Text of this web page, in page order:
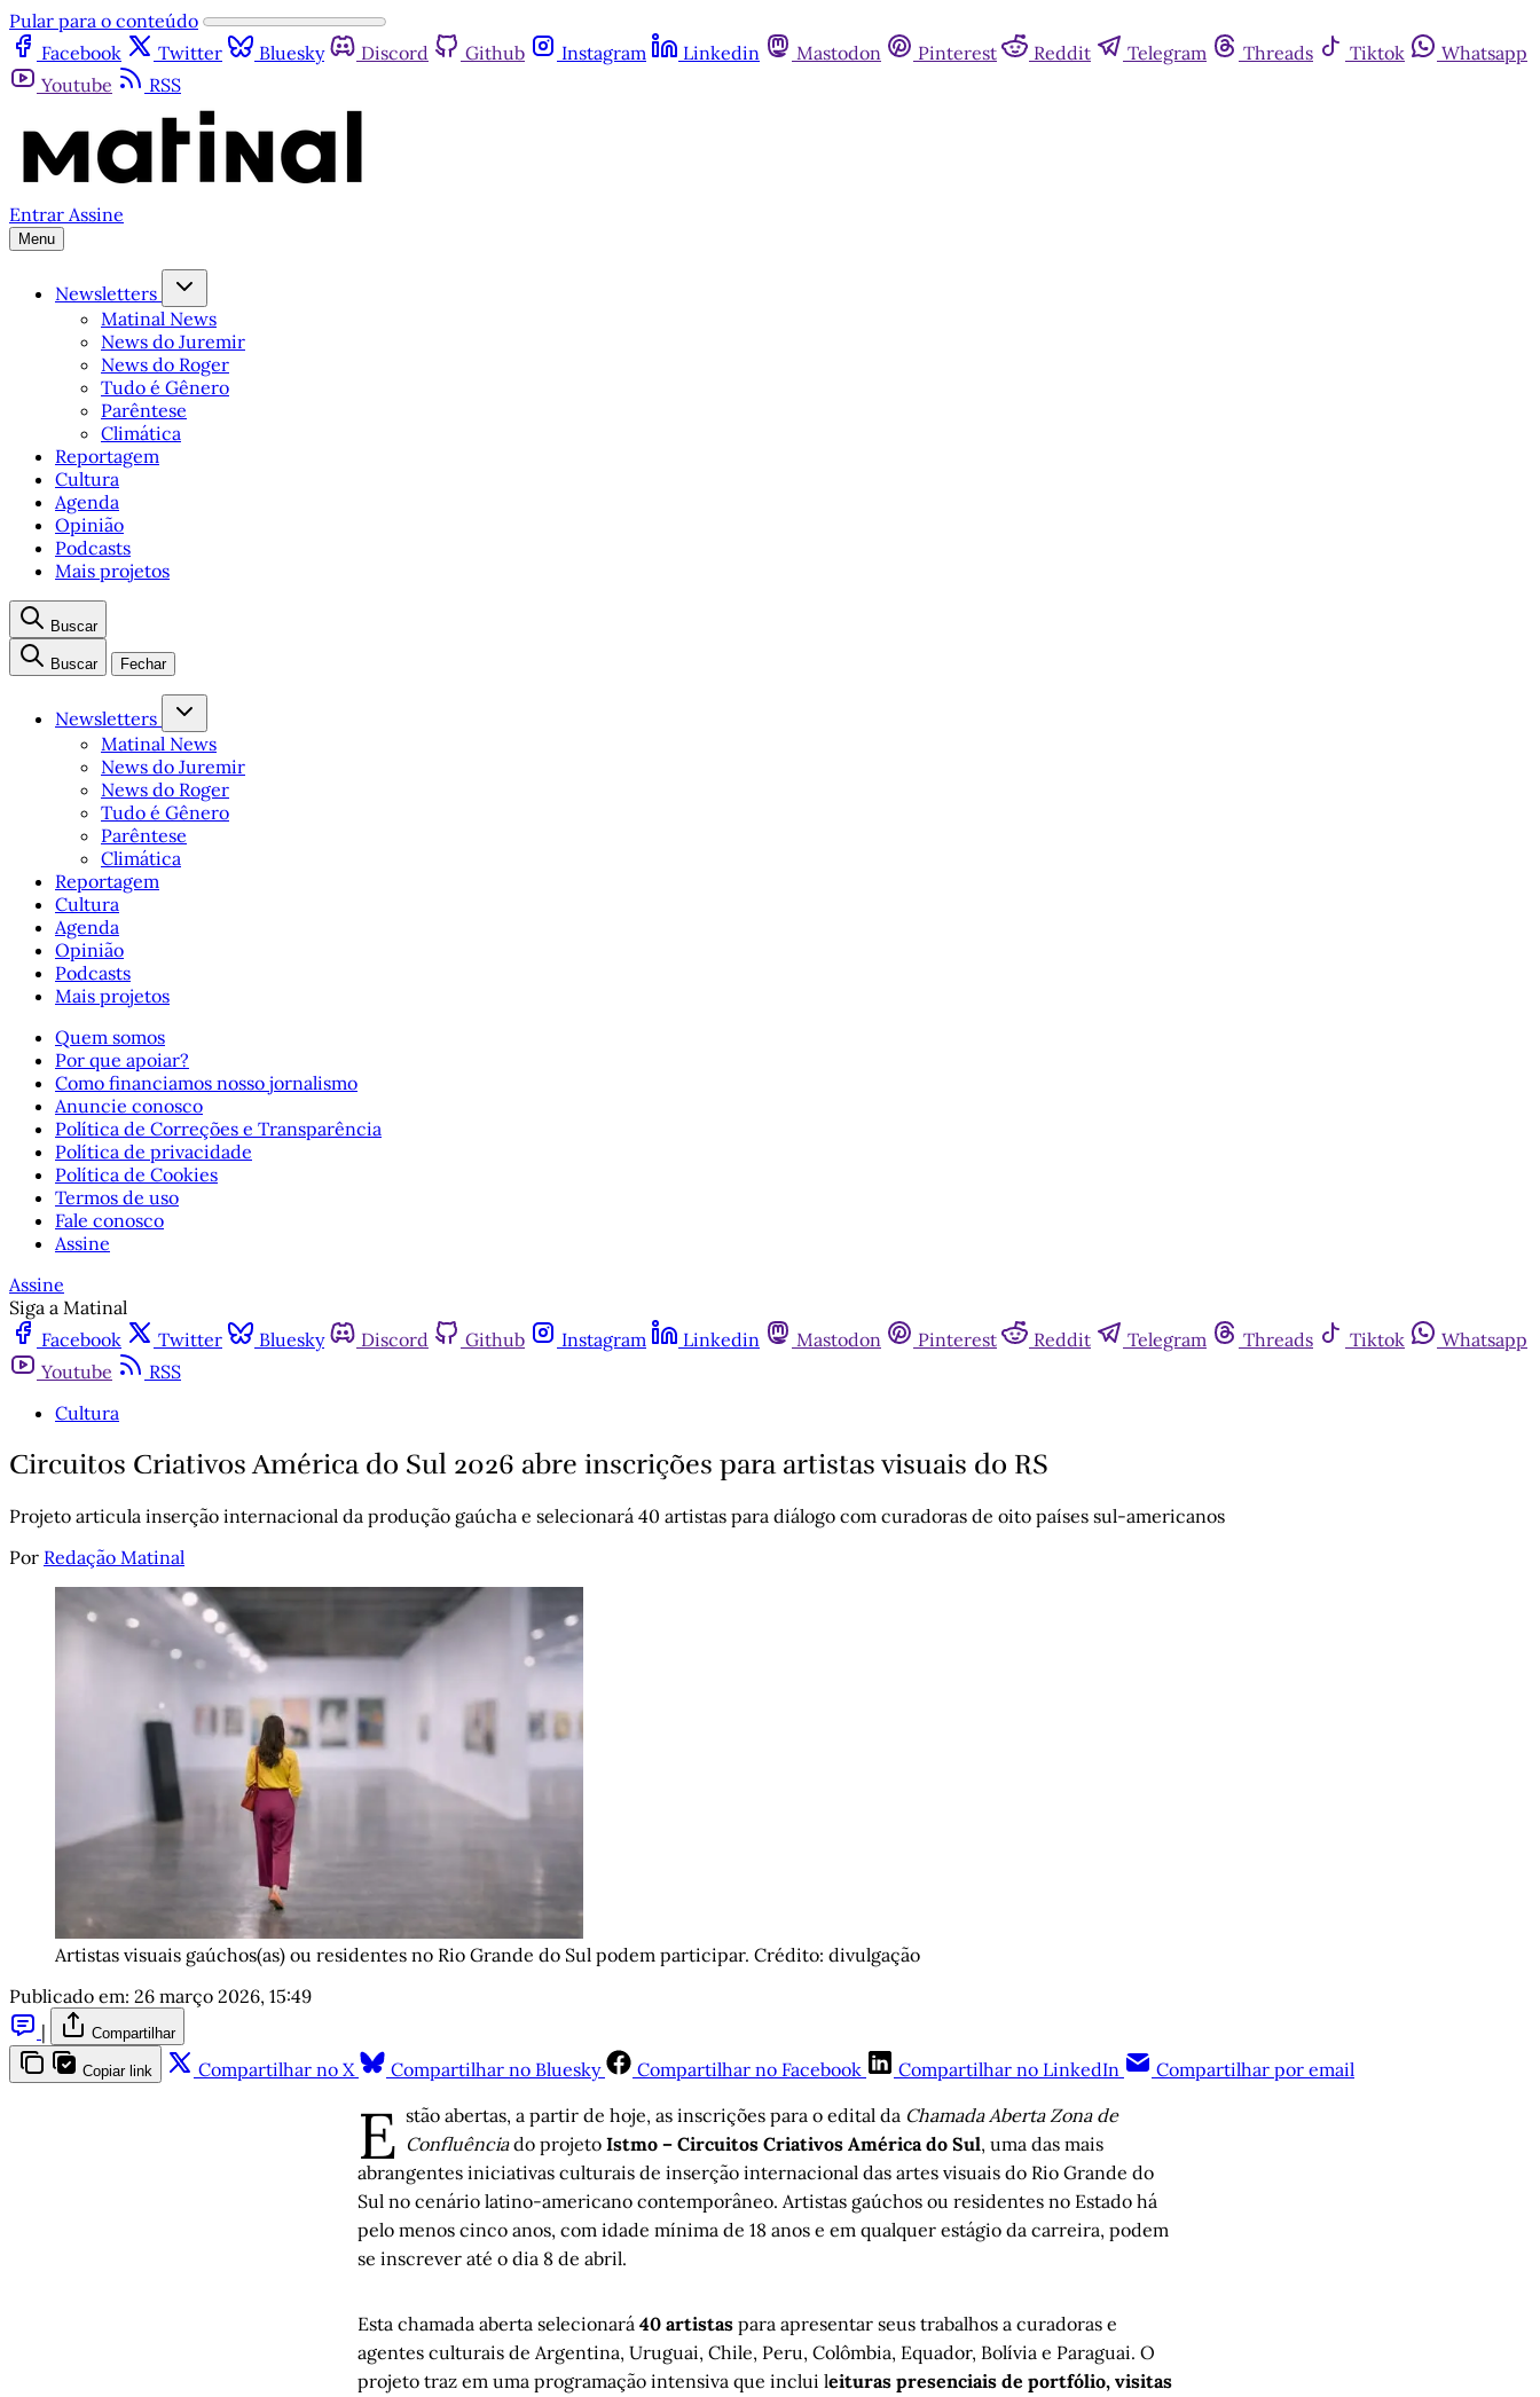
Pular para o conteúdo
Facebook
Twitter Bluesky Discord Github Instagram Linkedin Mastodon Pinterest Reddit Telegram Threads Tiktok
Whatsapp
Youtube
RSS
Entrar Assine
Menu
Newsletters
Matinal News
News do Juremir
News do Roger
Tudo é Gênero
Parêntese
Climática
Reportagem
Cultura
Agenda
Opinião
Podcasts
Mais projetos
Buscar
Buscar Fechar
Newsletters
Matinal News
News do Juremir
News do Roger
Tudo é Gênero
Parêntese
Climática
Reportagem
Cultura
Agenda
Opinião
Podcasts
Mais projetos
Quem somos
Por que apoiar?
Como financiamos nosso jornalismo
Anuncie conosco
Política de Correções e Transparência
Política de privacidade
Política de Cookies
Termos de uso
Fale conosco
Assine
Assine
Siga a Matinal
Facebook
Twitter Bluesky Discord Github Instagram Linkedin Mastodon Pinterest Reddit Telegram Threads Tiktok
Whatsapp
Youtube
RSS
Cultura
Circuitos Criativos América do Sul 2026 abre inscrições para artistas visuais do RS
Projeto articula inserção internacional da produção gaúcha e selecionará 40 artistas para diálogo com curadoras de oito países sul-americanos
Por Redação Matinal
Artistas visuais gaúchos(as) ou residentes no Rio Grande do Sul podem participar. Crédito: divulgação
Publicado em: 26 março 2026, 15:49
|
Compartilhar
Copiar link Compartilhar no X Compartilhar no Bluesky Compartilhar no Facebook Compartilhar no LinkedIn Compartilhar por email
E stão abertas, a partir de hoje, as inscrições para o edital da Chamada Aberta Zona de
Confluênciado projeto Istmo – Circuitos Criativos América do Sul, uma das mais
abrangentes iniciativas culturais de inserção internacional das artes visuais do Rio Grande do
Sul no cenário latino-americano contemporâneo. Artistas gaúchos ou residentes no Estado há
pelo menos cinco anos, com idade mínima de 18 anos e em qualquer estágio da carreira, podem
se inscrever até o dia 8 de abril.
Esta chamada aberta selecionará 40 artistas para apresentar seus trabalhos a curadoras e
agentes culturais de Argentina, Uruguai, Chile, Peru, Colômbia, Equador, Bolívia e Paraguai. O
projeto traz em uma programação intensiva que inclui leituras presenciais de portfólio, visitas